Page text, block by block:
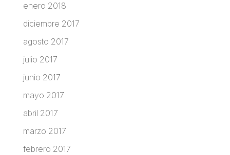
enero 2018
diciembre 2017
agosto 2017
julio 2017
junio 2017
mayo 2017
abril 2017
marzo 2017
febrero 2017